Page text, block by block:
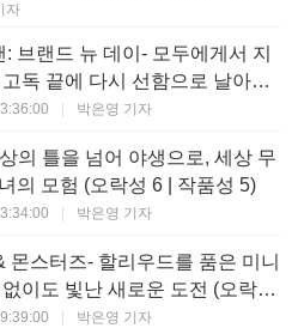
자
: 브랜드 뉴 데이- 모두에게서 지
독 끝에 다시 선함으로 날아오
8 | 작품성 8)
박은영 기자
의 틀을 넘어 야생으로, 세상 무
의 모험 (오락성 6 | 작품성 5)
박은영 기자
몬스터즈- 할리우드를 품은 미니
도 빛난 새로운 도전 (오락성
박은영 기자